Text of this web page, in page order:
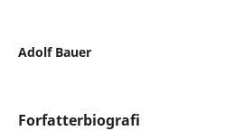
Adolf Bauer
Forfatterbiografi